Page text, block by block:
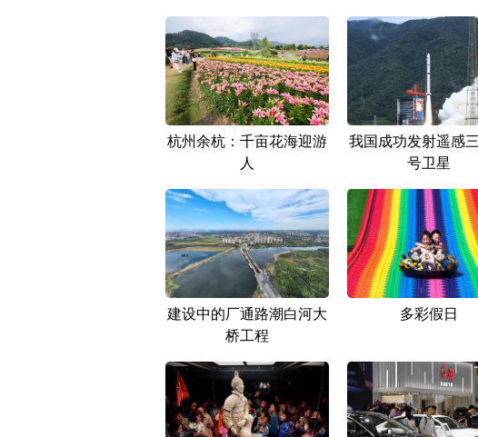
杭州余杭：千亩花海迎游
人
我国成功发射遥感
号卫星
建设中的厂通路潮白河大
桥工程
多彩假日